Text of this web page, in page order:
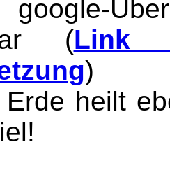
(Link
)
Erde heilt